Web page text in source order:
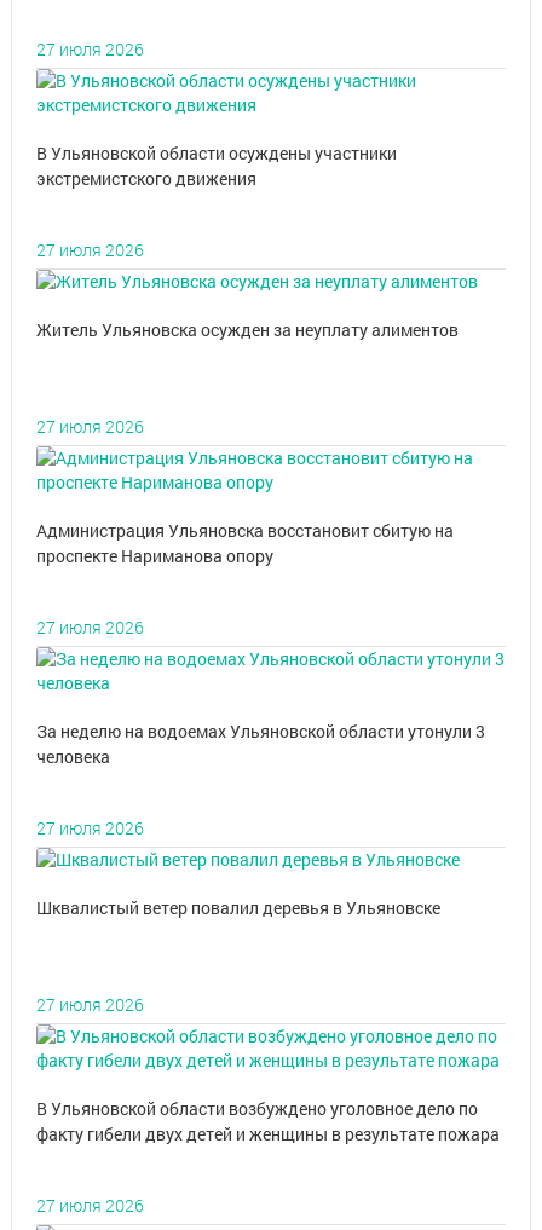
27 июля 2026
В Ульяновской области осуждены участники
экстремистского движения
27 июля 2026
Житель Ульяновска осужден за неуплату алиментов
27 июля 2026
Администрация Ульяновска восстановит сбитую на
проспекте Нариманова опору
27 июля 2026
За неделю на водоемах Ульяновской области утонули 3
человека
27 июля 2026
Шквалистый ветер повалил деревья в Ульяновске
27 июля 2026
В Ульяновской области возбуждено уголовное дело по
факту гибели двух детей и женщины в результате пожара
27 июля 2026